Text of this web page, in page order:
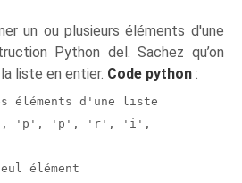
un ou plusieurs éléments d'une
Python del. Sachez qu’on
liste en entier. Code python :
éléments d'une liste
'p', 'p', 'r', 'i',
élément